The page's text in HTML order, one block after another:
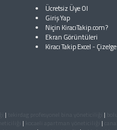
Ücretsiz Üye Ol
Giriş Yap
Niçin KiracıTakip.com?
Ekran Görüntüleri
Kiracı Takip Excel- Çizelge
| |
| |